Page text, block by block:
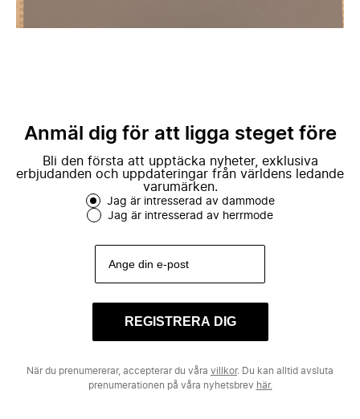
Anmäl dig för att ligga steget före
Bli den första att upptäcka nyheter, exklusiva
erbjudanden och uppdateringar från världens ledande
varumärken.
Jag är intresserad av dammode
Jag är intresserad av herrmode
REGISTRERA DIG
När du prenumererar, accepterar du våra villkor. Du kan alltid avsluta
prenumerationen på våra nyhetsbrev här.